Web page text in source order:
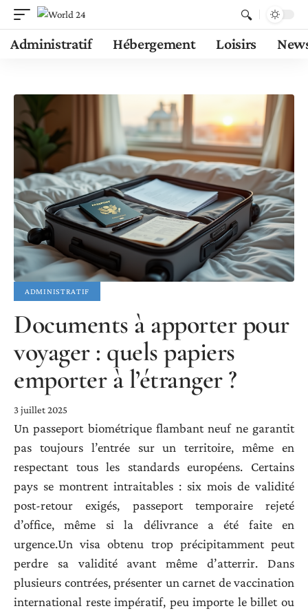
Administratif Hébergement Loisirs
ADMINISTRATIF
Documents à apporter pour
voyager : quels papiers
emporter à l’étranger ?
3 juillet 2025
Un passeport biométrique flambant neuf ne garantit
pas toujours l’entrée sur un territoire, même en
respectant tous les standards européens. Certains
pays se montrent intraitables : six mois de validité
post-retour exigés, passeport temporaire rejeté
d’office, même si la délivrance a été faite en
urgence.Un visa obtenu trop précipitamment peut
perdre sa validité avant même d’atterrir. Dans
plusieurs contrées, présenter un carnet de vaccination
international reste impératif, peu importe le billet ou